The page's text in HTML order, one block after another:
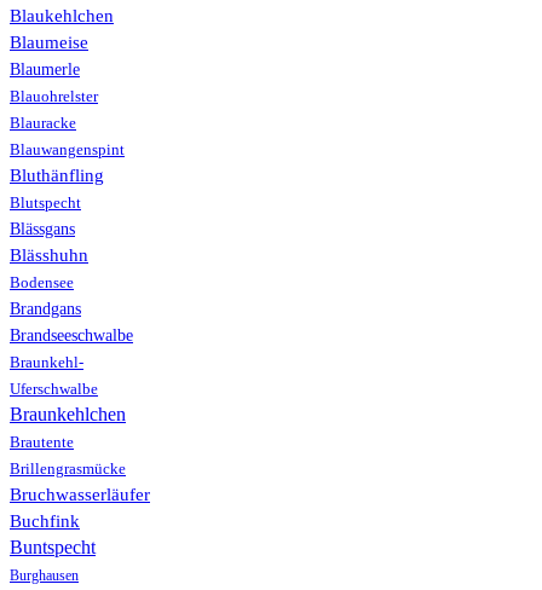
Blaukehlchen
Blaumeise
Blaumerle
Blauohrelster
Blauracke
Blauwangenspint
Bluthänfling
Blutspecht
Blässgans
Blässhuhn
Bodensee
Brandgans
Brandseeschwalbe
Braunkehl-
Uferschwalbe
Braunkehlchen
Brautente
Brillengrasmücke
Bruchwasserläufer
Buchfink
Buntspecht
Burghausen